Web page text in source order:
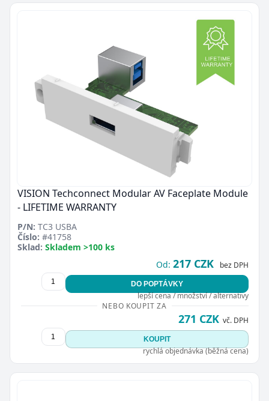
VISION Techconnect Modular AV Faceplate Module
- LIFETIME WARRANTY
P/N: TC3 USBA
Číslo: #41758
Sklad: Skladem >100 ks
Od: 217 CZK bez DPH
DO POPTÁVKY
lepší cena / množství / alternativy
NEBO KOUPIT ZA
271 CZK vč. DPH
KOUPIT
rychlá objednávka (běžná cena)